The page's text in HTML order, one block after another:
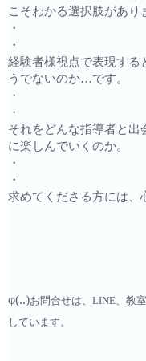
こそわかる選択肢があり
・
・
経験者様視点で表現す
うでないのか…です。
・
・
それをどんな指導者と出
に楽しんでいくのか。
・
・
求めてくださる方には、
φ(..)お問合せは、LINE、教
しています。